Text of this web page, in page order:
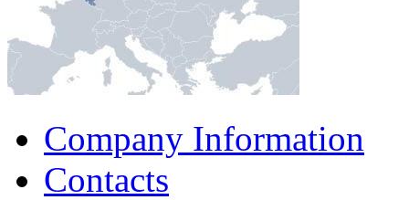
Company Information
Contacts